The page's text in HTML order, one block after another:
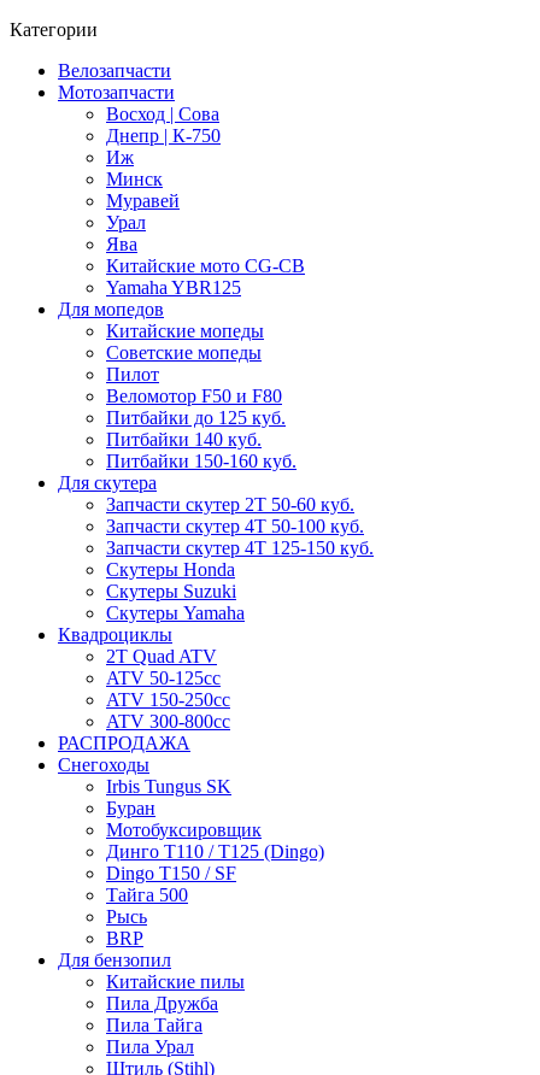
Категории
Велозапчасти
Мотозапчасти
Восход | Сова
Днепр | К-750
Иж
Минск
Муравей
Урал
Ява
Китайские мото CG-CB
Yamaha YBR125
Для мопедов
Китайские мопеды
Советские мопеды
Пилот
Веломотор F50 и F80
Питбайки до 125 куб.
Питбайки 140 куб.
Питбайки 150-160 куб.
Для скутера
Запчасти скутер 2Т 50-60 куб.
Запчасти скутер 4Т 50-100 куб.
Запчасти скутер 4Т 125-150 куб.
Скутеры Honda
Скутеры Suzuki
Скутеры Yamaha
Квадроциклы
2T Quad ATV
ATV 50-125cc
ATV 150-250cc
ATV 300-800cc
РАСПРОДАЖА
Снегоходы
Irbis Tungus SK
Буран
Мотобуксировщик
Динго T110 / T125 (Dingo)
Dingo T150 / SF
Тайга 500
Рысь
BRP
Для бензопил
Китайские пилы
Пила Дружба
Пила Тайга
Пила Урал
Штиль (Stihl)